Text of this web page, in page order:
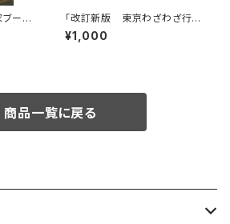
ブータ
「改訂新版 東京わざわざ行き
たい街の本屋さん」出版記念ト
ークイベント録画視聴権
¥1,000
商品一覧に戻る